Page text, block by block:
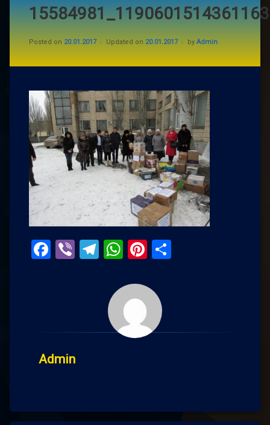
Posted on 20.01.2017 Updated on 20.01.2017 by Admin
Facebook
ViberTelegram
WhatsApp
Pinterest
Admin